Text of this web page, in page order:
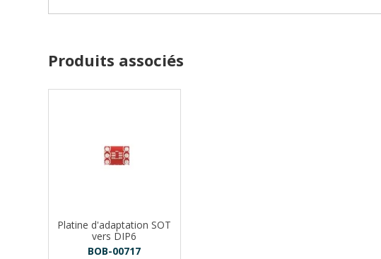
Produits associés
Platine d'adaptation SOT
vers DIP6
BOB-00717